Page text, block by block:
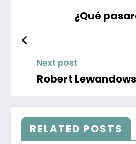
¿Qué
Next post
Robert
RELATED POSTS